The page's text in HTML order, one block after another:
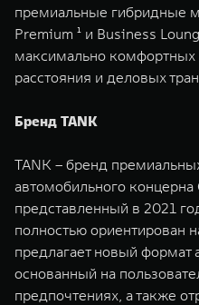
WEY 80
Масштаб возможностей
от 6 449 000 ₽
премиальные гибридные
Premium ¹ и Business
максимально комфортных
расстояния и деловых
Бренд TANK
TANK – бренд
автомобильного
представленный в 2021
полностью ориентирован
предлагает новый формат
основанный на
предпочтениях, а также